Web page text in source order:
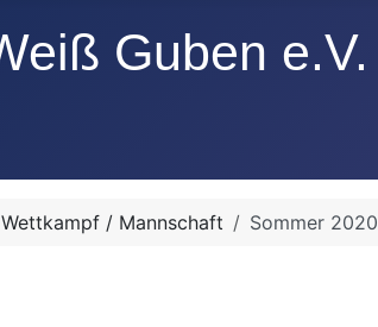
Wettkampf / Mannschaft Sommer 2020